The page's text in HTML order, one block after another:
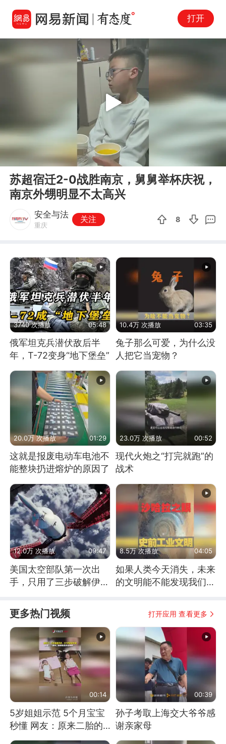
打开
00:08
Play
苏超宿迁2-0战胜南京，舅舅举杯庆祝，
南京外甥明显不太高兴
安全与法
重庆
关注 8
3740 次播放 05:48
俄军坦克兵潜伏敌后半
年，T-72变身“地下堡垒”
10.4万 次播放 03:35
兔子那么可爱，为什么没
人把它当宠物？
20.0万 次播放 01:29
这就是报废电动车电池不
能整块扔进熔炉的原因了
23.0万 次播放 00:52
现代火炮之“打完就跑”的
战术
12.0万 次播放 09:47
美国太空部队第一次出
手，只用了三步破解伊朗
8.5万 次播放 04:05
如果人类今天消失，未来
的文明能不能发现我们存
更多热门视频 打开应用 查看更多
00:14
5岁姐姐示范 5个月宝宝
秒懂 网友：原来二胎的
快乐长这样
00:39
孙子考取上海交大爷爷感
谢亲家母